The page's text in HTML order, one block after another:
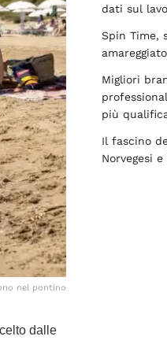
nel pontino
dalle
dati sul
Spin Time,
Migliori
più
Il fascino
Norvegesi